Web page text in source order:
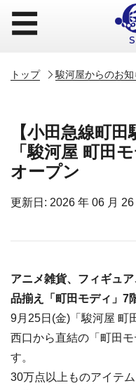
☰
トップ 駿河屋からのお
【小田急線町
「駿河屋 町田
オープン
更新日: 2026 年 06 月 26
アニメ雑貨、フィギュ
品揃え「町田モディ」7
9月25日(金)「駿河屋 町
西口から直結の「町田
す。
30万点以上ものアイテ